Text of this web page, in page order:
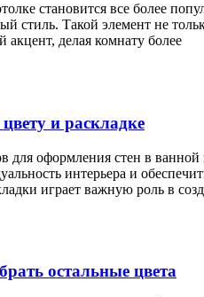
становится все более
стиль. Такой элемент не
акцент, делая комнату более
и раскладке
оформления стен в ванной
интерьера и
играет важную роль в
остальные цвета